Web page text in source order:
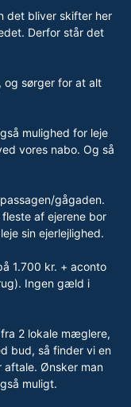
det bliver skifter her
Derfor står det
og sørger for at alt
mulighed for leje
vores nabo. Og så
gågaden.
af ejerene bor
sin ejerlejlighed.
1.700 kr. + aconto
Ingen gæld i
2 lokale mæglere,
bud, så finder vi en
aftale. Ønsker man
muligt.